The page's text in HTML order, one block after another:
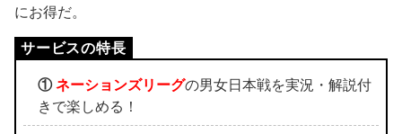
にお得だ。
① ネーションズリーグの男女日本戦を実況・解説付
きで楽しめる！